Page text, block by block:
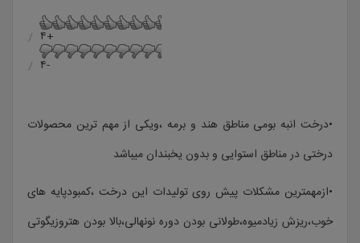
+۴
-۴
•درخت انبه بومی مناطق هند و برمه ،ویکی از مهم ترین محصولات
درختی در مناطق استوایی و بدون یخبندان میباشد
•ازمهمترین مشکلات پیش روی تولیدات این درخت ،کمبودپایه های
خوب،ریزش زیادمیوه،طولانی بودن دوره نونهالی،بالا بودن هتروزیگوتی